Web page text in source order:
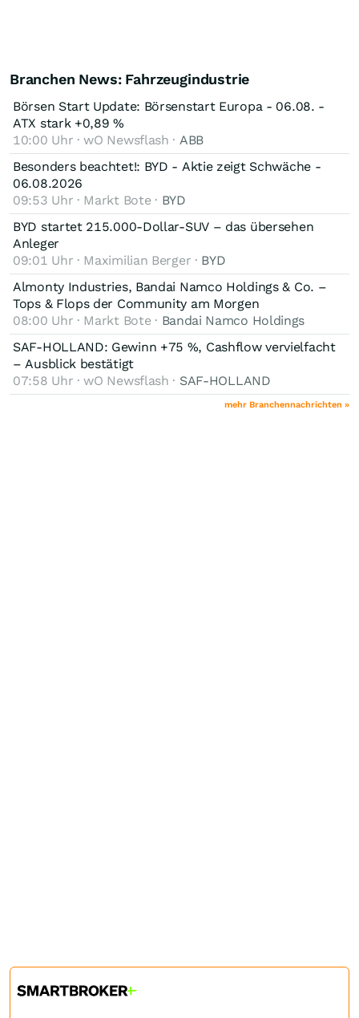
Branchen News: Fahrzeugindustrie
Börsen Start Update: Börsenstart Europa - 06.08. -
ATX stark +0,89 %
10:00 Uhr · wO Newsflash · ABB
Besonders beachtet!: BYD - Aktie zeigt Schwäche -
06.08.2026
09:53 Uhr · Markt Bote · BYD
BYD startet 215.000-Dollar-SUV – das übersehen
Anleger
09:01 Uhr · Maximilian Berger · BYD
Almonty Industries, Bandai Namco Holdings & Co. –
Tops & Flops der Community am Morgen
08:00 Uhr · Markt Bote · Bandai Namco Holdings
SAF-HOLLAND: Gewinn +75 %, Cashflow vervielfacht
– Ausblick bestätigt
07:58 Uhr · wO Newsflash · SAF-HOLLAND
mehr Branchennachrichten »